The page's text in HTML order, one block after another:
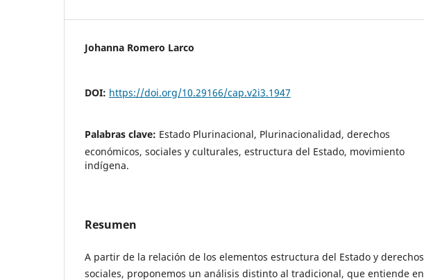
Johanna Romero Larco
DOI: https://doi.org/10.29166/cap.v2i3.1947
Palabras clave: Estado Plurinacional, Plurinacionalidad, derechos
económicos, sociales y culturales, estructura del Estado, movimiento
indígena.
Resumen
A partir de la relación de los elementos estructura del Estado y derechos
sociales, proponemos un análisis distinto al tradicional, que entiende en